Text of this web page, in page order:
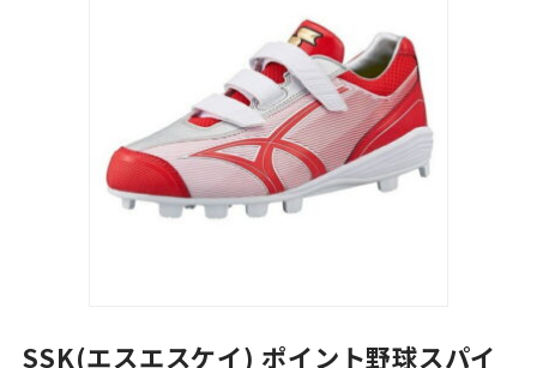
SSK(エスエスケイ) ポイント野球スパイ